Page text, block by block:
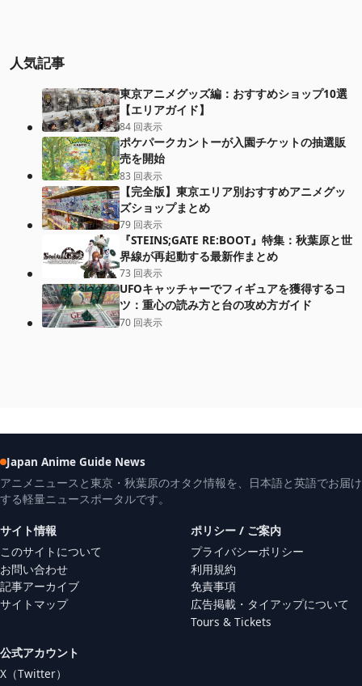
人気記事
東京アニメグッズ編：おすすめショップ10選
【エリアガイド】
84 回表示
ポケパークカントーが入園チケットの抽選販
売を開始
83 回表示
【完全版】東京エリア別おすすめアニメグッ
ズショップまとめ
79 回表示
『STEINS;GATE RE:BOOT』特集：秋葉原と世
界線が再起動する最新作まとめ
73 回表示
UFOキャッチャーでフィギュアを獲得するコ
ツ：重心の読み方と台の攻め方ガイド
70 回表示
Japan Anime Guide News
アニメニュースと東京・秋葉原のオタク情報を、日本語と英語でお届け
する軽量ニュースポータルです。
サイト情報
このサイトについて
お問い合わせ
記事アーカイブ
サイトマップ
ポリシー / ご案内
プライバシーポリシー
利用規約
免責事項
広告掲載・タイアップについて
Tours & Tickets
公式アカウント
X（Twitter）